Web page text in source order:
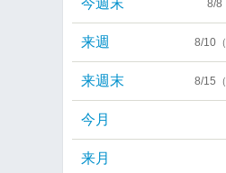
今週末 8/8
来週 8/10
来週末 8/15
今月
来月